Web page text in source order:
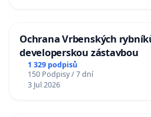
Ochrana Vrbenských
developerskou zástavbou
1 329 podpisů
150 Podpisy / 7 dní
3 Jul 2026